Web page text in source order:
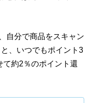
自分で商品をスキャン
、いつでもポイント3
て約2％のポイント還